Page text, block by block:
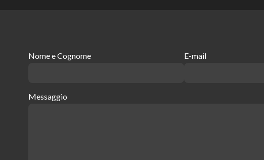
Nome e Cognome E-mail
Messaggio